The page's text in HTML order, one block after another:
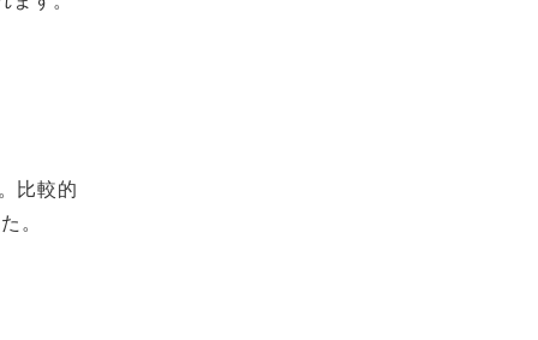
比較的
。